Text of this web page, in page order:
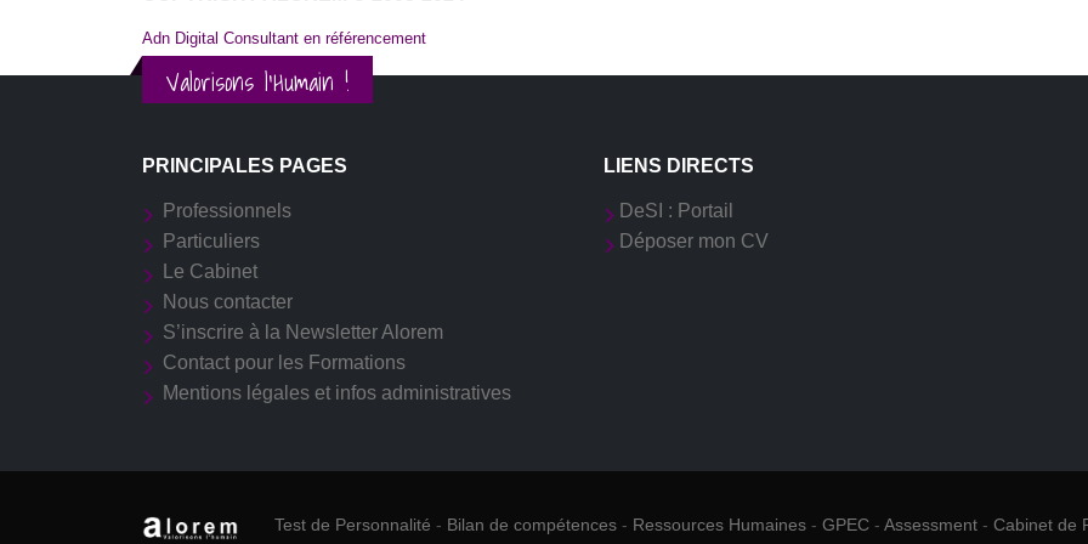
Adn Digital Consultant en référencement
Valorisons l'Humain !
PRINCIPALES PAGES
Professionnels
Particuliers
Le Cabinet
Nous contacter
S’inscrire à la Newsletter Alorem
Contact pour les Formations
Mentions légales et infos administratives
LIENS DIRECTS
DeSI : Portail
Déposer mon CV
Test de Personnalité - Bilan de compétences - Ressources Humaines - GPEC - Assessment - Cabinet de